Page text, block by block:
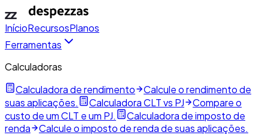
InícioRecursosPlanos
Ferramentas
Calculadoras
Calculadora de rendimento
Calcule o rendimento de
suas aplicações.
Calculadora CLT vs PJ
Compare o
custo de um CLT e um PJ.
Calculadora de imposto de
renda
Calcule o imposto de renda de suas aplicações.